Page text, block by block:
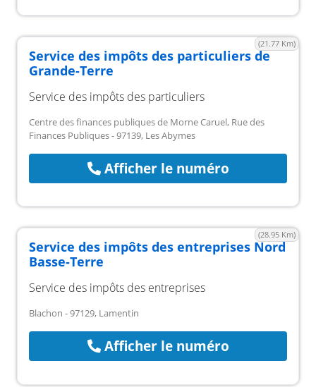
(21.77 Km)
Service des impôts des particuliers de
Grande-Terre
Service des impôts des particuliers
Centre des finances publiques de Morne Caruel, Rue des
Finances Publiques - 97139, Les Abymes
Afficher le numéro
(28.95 Km)
Service des impôts des entreprises Nord
Basse-Terre
Service des impôts des entreprises
Blachon - 97129, Lamentin
Afficher le numéro